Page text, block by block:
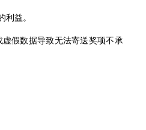
利益。
假数据导致无法寄送奖项不承